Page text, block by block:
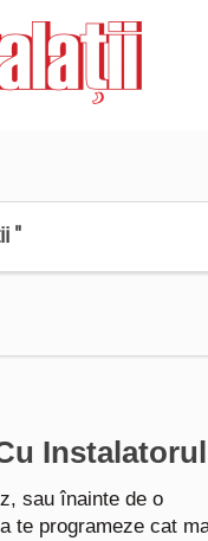
"
Instalatorul
sau înainte de o
te programeze cat